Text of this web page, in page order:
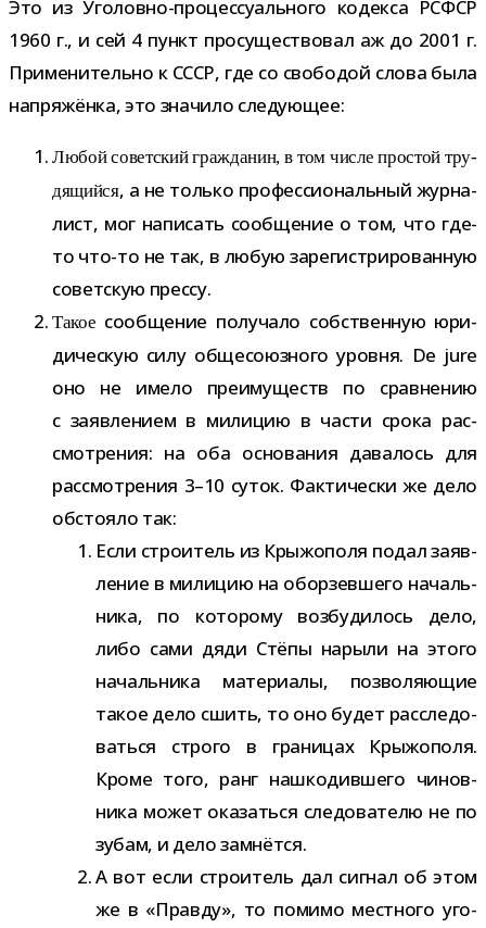
Это из Уголовно-​процессуального кодекса РСФСР
1960 г., и сей 4 пункт про­су­ще­ство­вал аж до 2001 г.
Применительно к СССР, где со сво­бо­дой слова была
напря­жёнка, это зна­чило следующее:
Любой совет­ский граж­да­нин, в том числе про­стой тру­
дя­щийся, а не только про­фес­си­о­наль­ный жур­на­
лист, мог напи­сать сооб­ще­ние о том, что где-​
то что-​то не так, в любую заре­ги­стри­ро­ван­ную
совет­скую прессу.
Такое сооб­ще­ние полу­чало соб­ствен­ную юри­
ди­че­скую силу обще­со­юз­ного уровня. De jure
оно не имело пре­иму­ществ по срав­не­нию
с заяв­ле­нием в мили­цию в части срока рас­
смот­ре­ния: на оба осно­ва­ния дава­лось для
рас­смот­ре­ния 3–10 суток. Фактически же дело
обсто­яло так:
Если стро­и­тель из Крыжополя подал заяв­
ле­ние в мили­цию на обор­зев­шего началь­
ника, по кото­рому воз­бу­ди­лось дело,
либо сами дяди Стёпы нарыли на этого
началь­ника мате­ри­алы, поз­во­ля­ю­щие
такое дело сшить, то оно будет рас­сле­до­
ваться строго в гра­ни­цах Крыжополя.
Кроме того, ранг нашко­див­шего чинов­
ника может ока­заться сле­до­ва­телю не по
зубам, и дело замнётся.
А вот если стро­и­тель дал сиг­нал об этом
же в «Правду», то помимо мест­ного уго­